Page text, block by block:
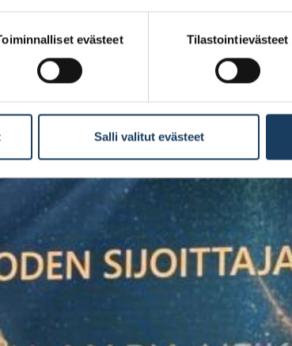
evästeet Tilastointievästeet
Salli valitut evästeet